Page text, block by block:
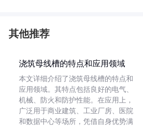
其他推荐
浇筑母线槽的特点和应用领域
本文详细介绍了浇筑母线槽的特点和
应用领域。其特点包括良好的电气、
机械、防火和防护性能。在应用上，
广泛用于商业建筑、工业厂房、医院
和数据中心等场所，凭借自身优势满